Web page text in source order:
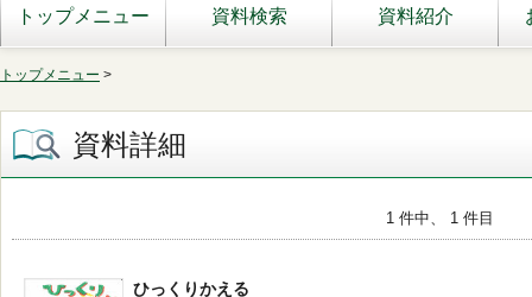
トップメニュー 資料検索 資料紹介
トップメニュー >
資料詳細
1 件中、 1 件目
ひっくりかえる